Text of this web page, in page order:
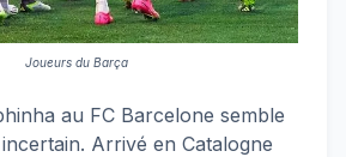
Joueurs du Barça
au FC Barcelone semble
Arrivé en Catalogne